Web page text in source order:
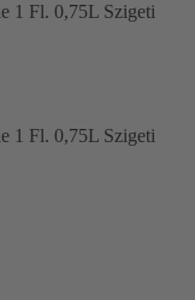
1 Fl. 0,75L Szigeti
1 Fl. 0,75L Szigeti